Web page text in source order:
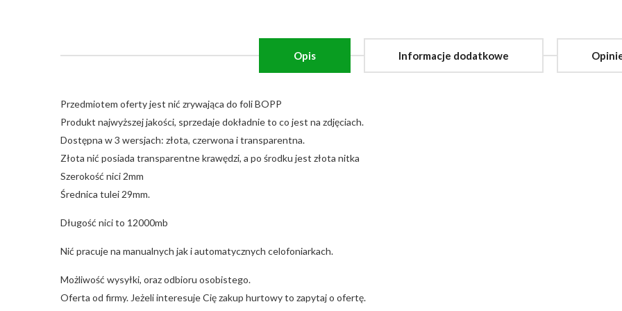
Opis Informacje dodatkowe
Przedmiotem oferty jest nić zrywająca do foli BOPP
Produkt najwyższej jakości, sprzedaje dokładnie to co jest na zdjęciach.
Dostępna w 3 wersjach: złota, czerwona i transparentna.
Złota nić posiada transparentne krawędzi, a po środku jest złota nitka
Szerokość nici 2mm
Średnica tulei 29mm.
Długość nici to 12000mb
Nić pracuje na manualnych jak i automatycznych celofoniarkach.
Możliwość wysyłki, oraz odbioru osobistego.
Oferta od firmy. Jeżeli interesuje Cię zakup hurtowy to zapytaj o ofertę.